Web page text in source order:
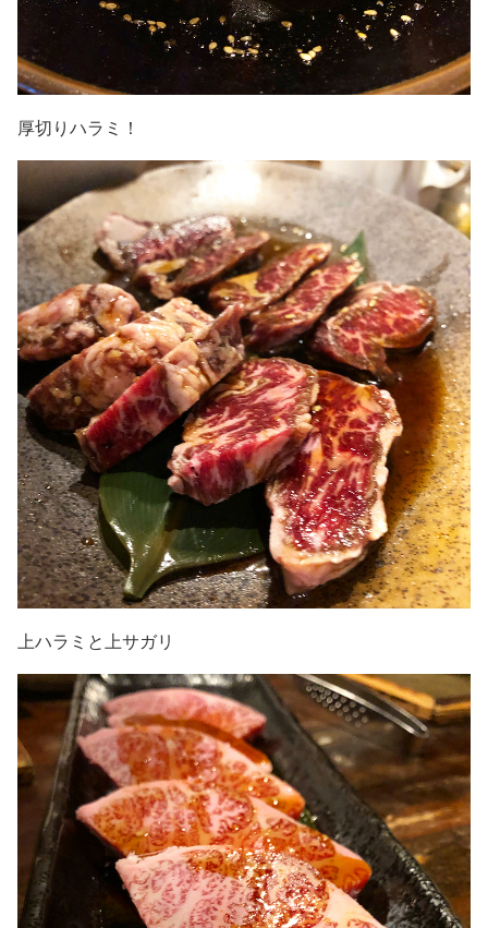
厚切りハラミ！
上ハラミと上サガリ